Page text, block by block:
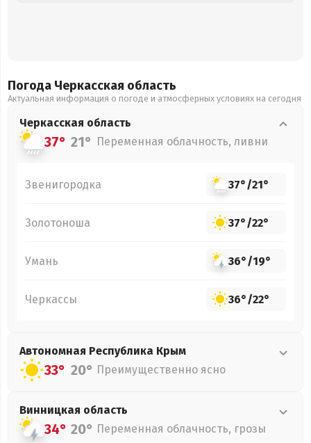
Погода Черкасская область
Актуальная информация о погоде и атмосферных условиях на сегодня
Черкасская область
37° 21° Переменная облачность, ливни
Звенигородка 37°/21°
Золотоноша 37°/22°
Умань 36°/19°
Черкассы 36°/22°
Автономная Республика Крым
33° 20° Преимущественно ясно
Винницкая область
34° 20° Переменная облачность, грозы